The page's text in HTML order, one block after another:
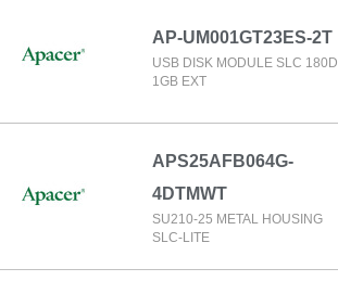
AP-UM001GT23ES-2T
USB DISK MODULE SLC 180D
1GB EXT
APS25AFB064G-
4DTMWT
SU210-25 METAL HOUSING
SLC-LITE